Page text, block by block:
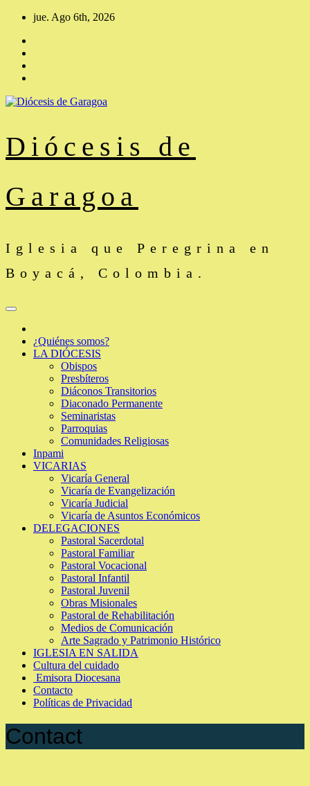
Saltar
contenido
jue. Ago 6th, 2026
Diócesis de
Garagoa
Iglesia que Peregrina en
Boyacá, Colombia.
¿Quiénes somos?
LA DIÓCESIS
Obispos
Presbíteros
Diáconos Transitorios
Diaconado Permanente
Seminaristas
Parroquias
Comunidades Religiosas
Inpami
VICARIAS
Vicaría General
Vicaría de Evangelización
Vicaría Judicial
Vicaría de Asuntos Económicos
DELEGACIONES
Pastoral Sacerdotal
Pastoral Familiar
Pastoral Vocacional
Pastoral Infantil
Pastoral Juvenil
Obras Misionales
Pastoral de Rehabilitación
Medios de Comunicación
Arte Sagrado y Patrimonio Histórico
IGLESIA EN SALIDA
Cultura del cuidado
Emisora Diocesana
Contacto
Políticas de Privacidad
Contact